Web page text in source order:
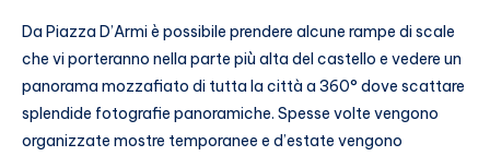
Da Piazza D’Armi è possibile prendere alcune rampe di scale
che vi porteranno nella parte più alta del castello e vedere un
panorama mozzafiato di tutta la città a 360° dove scattare
splendide fotografie panoramiche. Spesse volte vengono
organizzate mostre temporanee e d’estate vengono